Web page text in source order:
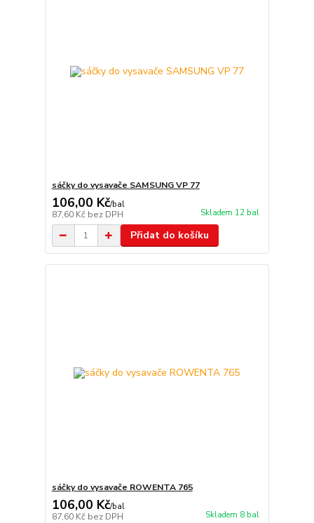
sáčky do vysavače SAMSUNG VP 77
106,00 Kč/bal
87,60 Kč bez DPH Skladem 12 bal
Přidat do košíku
sáčky do vysavače ROWENTA 765
106,00 Kč/bal
87,60 Kč bez DPH Skladem 8 bal